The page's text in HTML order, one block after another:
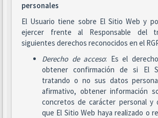
personales
El Usuario tiene sobre El Sitio Web y
ejercer frente al Responsable del
siguientes derechos reconocidos en el
Derecho de acceso: Es el
obtener confirmación de si El
tratando o no sus datos
afirmativo, obtener información
concretos de carácter personal y
que El Sitio Web haya realizado o